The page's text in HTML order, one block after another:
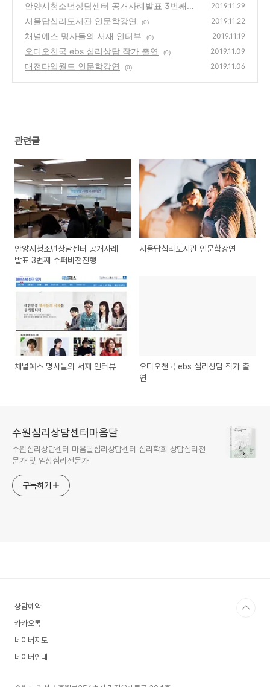
안양시청소년상담센터 공개사례발표 3번째
수퍼비전진행
(0)
2019.11.29
서울답십리도서관 인문학강연 (0) 2019.11.22
채널예스 명사들의 서재 인터뷰 (0) 2019.11.19
오디오천국 ebs 심리상담 작가 출연 (0) 2019.11.09
대전타임월드 인문학강연 (0) 2019.11.06
관련글
안양시청소년상담센터 공개사례
발표 3번째 수퍼비전진행
서울답십리도서관 인문학강연
채널예스 명사들의 서재 인터뷰
오디오천국 ebs 심리상담 작가 출
연
수원심리상담센터마음달
수원심리상담센터 마음달심리상담센터 심리학회 상담심리전
문가 및 임상심리전문가
구독하기
상담예약
카카오톡
네이버지도
네이버안내